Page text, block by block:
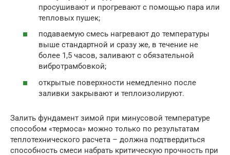
просушивают и прогревают с помощью пара или
тепловых пушек;
подаваемую смесь нагревают до температуры
выше стандартной и сразу же, в течение не
более 1,5 часов, заливают с обязательной
вибротрамбовкой;
открытые поверхности немедленно после
заливки закрывают и теплоизолируют.
Залить фундамент зимой при минусовой температуре
способом «термоса» можно только по результатам
теплотехнического расчета – должна подтвердиться
способность смеси набрать критическую прочность при